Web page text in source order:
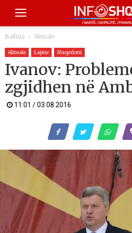
Ballina Aktuale
Aktuale Lajme Maqedoni
Ivanov:
zgjidhen në
11:01 / 03.08.2016